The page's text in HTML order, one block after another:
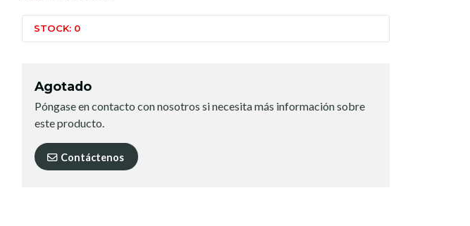
STOCK: 0
Agotado
Póngase en contacto con nosotros si necesita más información sobre
este producto.
Contáctenos